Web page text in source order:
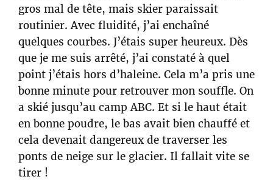
gros mal de tête, mais skier paraissait
routinier. Avec fluidité, j’ai enchaîné
quelques courbes. J’étais super heureux. Dès
que je me suis arrêté, j’ai constaté à quel
point j’étais hors d’haleine. Cela m’a pris une
bonne minute pour retrouver mon souffle. On
a skié jusqu’au camp ABC. Et si le haut était
en bonne poudre, le bas avait bien chauffé et
cela devenait dangereux de traverser les
ponts de neige sur le glacier. Il fallait vite se
tirer !